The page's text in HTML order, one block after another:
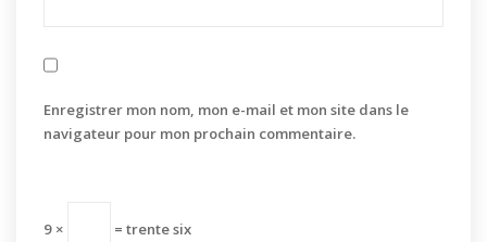
Enregistrer mon nom, mon e-mail et mon site dans le
navigateur pour mon prochain commentaire.
9 × = trente six